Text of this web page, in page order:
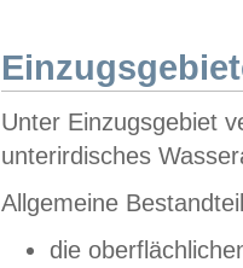
Unter Einzugsgebiet
unterirdisches
Allgemeine
die